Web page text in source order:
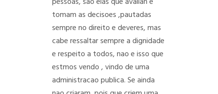
tomam as decisoes ,pautadas
sempre no direito e deveres, mas
cabe ressaltar sempre a dignidade
e respeito a todos, nao e isso que
estmos vendo , vindo de uma
administracao publica. Se ainda